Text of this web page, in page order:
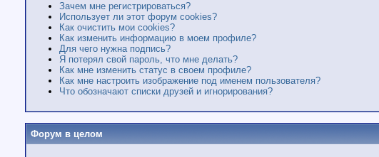
Зачем мне регистрироваться?
Использует ли этот форум cookies?
Как очистить мои cookies?
Как изменить информацию в моем профиле?
Для чего нужна подпись?
Я потерял свой пароль, что мне делать?
Как мне изменить статус в своем профиле?
Как мне настроить изображение под именем пользователя?
Что обозначают списки друзей и игнорирования?
Форум в целом